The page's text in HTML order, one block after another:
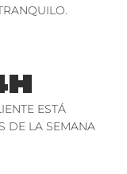
ESTÁ
DE LA SEMANA